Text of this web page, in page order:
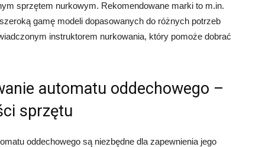
sprzętem nurkowym. Rekomendowane marki to m.in.
gamę modeli dopasowanych do różnych potrzeb
instruktorem nurkowania, który pomoże dobrać
automatu oddechowego –
sprzętu
oddechowego są niezbędne dla zapewnienia jego